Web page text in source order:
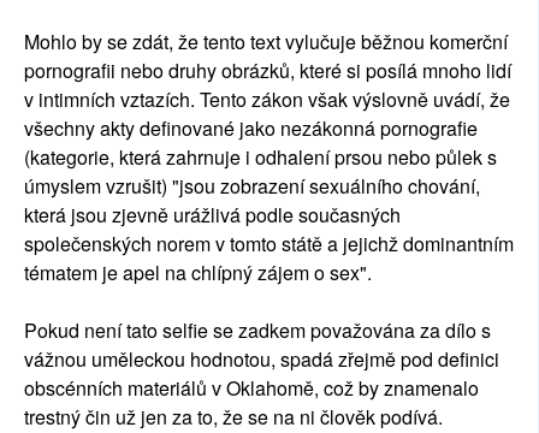
Mohlo by se zdát, že tento text vylučuje běžnou komerční
pornografii nebo druhy obrázků, které si posílá mnoho lidí
v intimních vztazích. Tento zákon však výslovně uvádí, že
všechny akty definované jako nezákonná pornografie
(kategorie, která zahrnuje i odhalení prsou nebo půlek s
úmyslem vzrušit) "jsou zobrazení sexuálního chování,
která jsou zjevně urážlivá podle současných
společenských norem v tomto státě a jejichž dominantním
tématem je apel na chlípný zájem o sex".
Pokud není tato selfie se zadkem považována za dílo s
vážnou uměleckou hodnotou, spadá zřejmě pod definici
obscénních materiálů v Oklahomě, což by znamenalo
trestný čin už jen za to, že se na ni člověk podívá.